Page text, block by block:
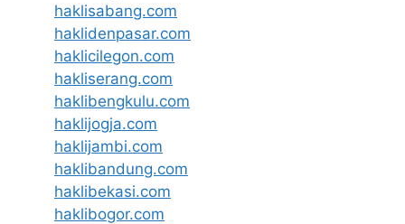
haklisabang.com
haklidenpasar.com
haklicilegon.com
hakliserang.com
haklibengkulu.com
haklijogja.com
haklijambi.com
haklibandung.com
haklibekasi.com
haklibogor.com